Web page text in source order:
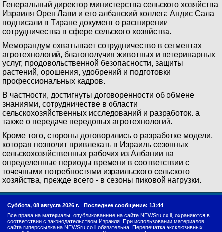
Генеральный директор министерства сельского хозяйства
Израиля Орен Лави и его албанский коллега Андис Сала
подписали в Тиране документ о расширении
сотрудничества в сфере сельского хозяйства.
Меморандум охватывает сотрудничество в сегментах
агротехнологий, благополучия животных и ветеринарных
услуг, продовольственной безопасности, защиты
растений, орошения, удобрений и подготовки
профессиональных кадров.
В частности, достигнуты договоренности об обмене
знаниями, сотрудничестве в области
сельскохозяйственных исследований и разработок, а
также о передаче передовых агротехнологий.
Кроме того, стороны договорились о разработке модели,
которая позволит привлекать в Израиль сезонных
сельскохозяйственных рабочих из Албании на
определенные периоды времени в соответствии с
точечными потребностями израильского сельского
хозяйства, прежде всего - в сезоны пиковой нагрузки.
Суббота, 08 августа 2026 г. Последнее сообщение: 13:44
Все права на материалы, опубликованные на сайте NEWSru.co.il, охраняются в
соответствии с законодательством Израиля. При использовании материалов
сайта гиперссылка на NEWSru.co.il обязательна. Перепечатка эксклюзивных